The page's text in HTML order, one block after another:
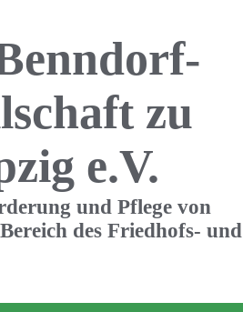
zu
e.V.
und Pflege von
des Friedhofs- und